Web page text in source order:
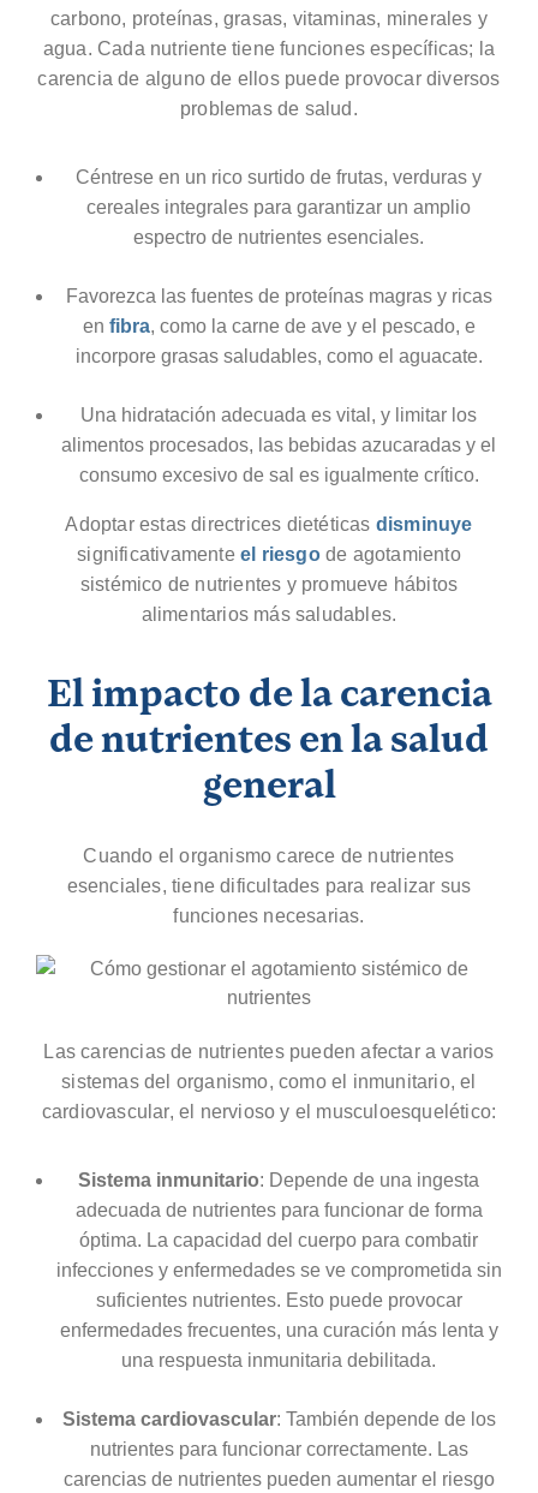
carbono, proteínas, grasas, vitaminas, minerales y
agua. Cada nutriente tiene funciones específicas; la
carencia de alguno de ellos puede provocar diversos
problemas de salud.
Céntrese en un rico surtido de frutas, verduras y
cereales integrales para garantizar un amplio
espectro de nutrientes esenciales.
Favorezca las fuentes de proteínas magras y ricas
en fibra, como la carne de ave y el pescado, e
incorpore grasas saludables, como el aguacate.
Una hidratación adecuada es vital, y limitar los
alimentos procesados, las bebidas azucaradas y el
consumo excesivo de sal es igualmente crítico.
Adoptar estas directrices dietéticas disminuye
significativamente el riesgode agotamiento
sistémico de nutrientes y promueve hábitos
alimentarios más saludables.
El impacto de la carencia
de nutrientes en la salud
general
Cuando el organismo carece de nutrientes
esenciales, tiene dificultades para realizar sus
funciones necesarias.
Las carencias de nutrientes pueden afectar a varios
sistemas del organismo, como el inmunitario, el
cardiovascular, el nervioso y el musculoesquelético:
Sistema inmunitario: Depende de una ingesta
adecuada de nutrientes para funcionar de forma
óptima. La capacidad del cuerpo para combatir
infecciones y enfermedades se ve comprometida sin
suficientes nutrientes. Esto puede provocar
enfermedades frecuentes, una curación más lenta y
una respuesta inmunitaria debilitada.
Sistema cardiovascular: También depende de los
nutrientes para funcionar correctamente. Las
carencias de nutrientes pueden aumentar el riesgo